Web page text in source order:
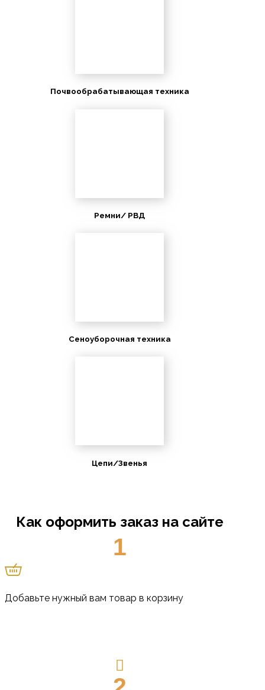
Почвообрабатывающая техника
Ремни/ РВД
Сеноуборочная техника
Цепи/Звенья
Как оформить заказ на сайте
1
Добавьте нужный вам товар в корзину